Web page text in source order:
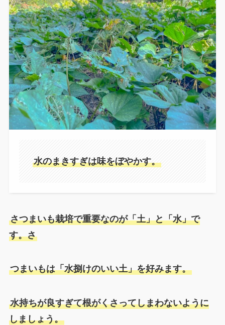
水のまきすぎは味をぼやかす。
さつまいも栽培で重要なのが「土」と「水」で
す。さ
つまいもは「水捌けのいい土」を好みます。
水持ちが良すぎて根がくさってしまわないように
しましょう。